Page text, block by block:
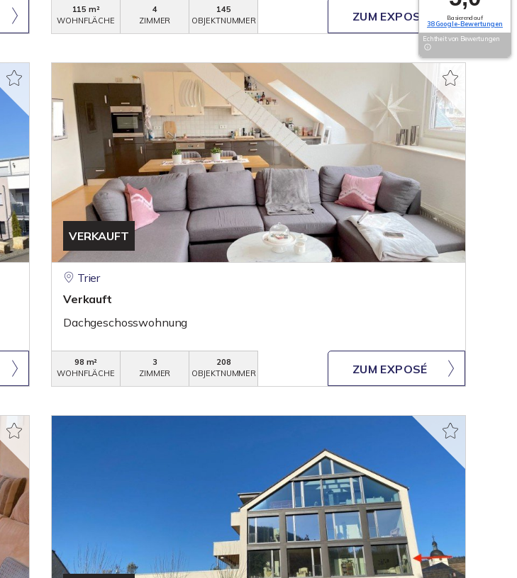
115 m²
WOHNFLÄCHE
4
ZIMMER
145
OBJEKTNUMMER
ZUM EXPOSÉ
VERKAUFT
Trier
Verkauft
Dachgeschosswohnung
98 m²
WOHNFLÄCHE
3
ZIMMER
208
OBJEKTNUMMER
ZUM EXPOSÉ
Basierend auf
38 Google-Bewertungen
Echtheit von Bewertungen